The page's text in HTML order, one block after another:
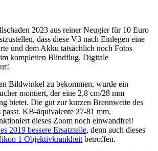
2023 aus reiner Neugier für 10 Euro
dass diese V3 nach Einlegen eine
und dem Akku tatsächlich noch Fotos
kompletten Blindflug. Digitale
Bildwinkel zu bekommen, wurde ein
montiert, der eine 2,8 cm/28 mm
bietet. Die gut zur kurzen Brennweite des
KB-äquivalente 27-81 mm.
dieses Zoom noch einwandfrei!
2019 bessere Ersatzteile, denn auch dieses
1 Objektivkrankheit betroffen.